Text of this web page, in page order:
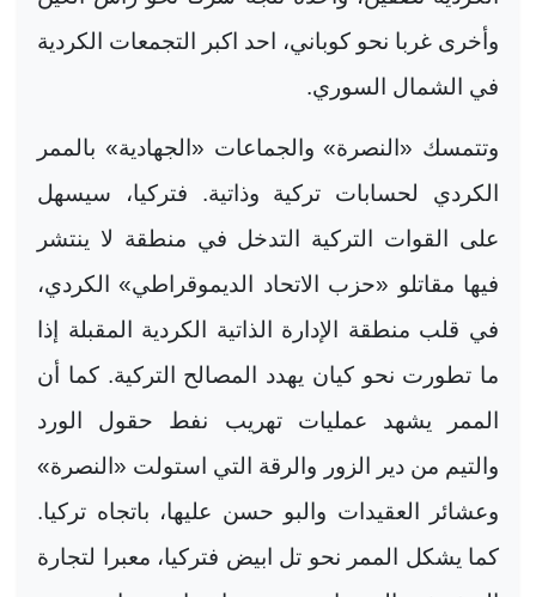
وأخرى غربا نحو كوباني، احد اكبر التجمعات الكردية
في الشمال السوري.
وتتمسك «النصرة» والجماعات «الجهادية» بالممر
الكردي لحسابات تركية وذاتية. فتركيا، سيسهل
على القوات التركية التدخل في منطقة لا ينتشر
فيها مقاتلو «حزب الاتحاد الديموقراطي» الكردي،
في قلب منطقة الإدارة الذاتية الكردية المقبلة إذا
ما تطورت نحو كيان يهدد المصالح التركية. كما أن
الممر يشهد عمليات تهريب نفط حقول الورد
والتيم من دير الزور والرقة التي استولت «النصرة»
وعشائر العقيدات والبو حسن عليها، باتجاه تركيا.
كما يشكل الممر نحو تل ابيض فتركيا، معبرا لتجارة